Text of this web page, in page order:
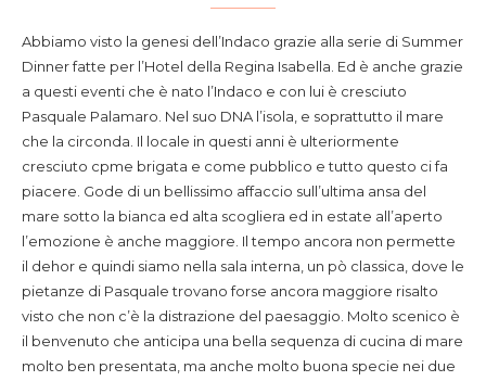
Abbiamo visto la genesi dell’Indaco grazie alla serie di Summer
Dinner fatte per l’Hotel della Regina Isabella. Ed è anche grazie
a questi eventi che è nato l’Indaco e con lui è cresciuto
Pasquale Palamaro. Nel suo DNA l’isola, e soprattutto il mare
che la circonda. Il locale in questi anni è ulteriormente
cresciuto cpme brigata e come pubblico e tutto questo ci fa
piacere. Gode di un bellissimo affaccio sull’ultima ansa del
mare sotto la bianca ed alta scogliera ed in estate all’aperto
l’emozione è anche maggiore. Il tempo ancora non permette
il dehor e quindi siamo nella sala interna, un pò classica, dove le
pietanze di Pasquale trovano forse ancora maggiore risalto
visto che non c’è la distrazione del paesaggio. Molto scenico è
il benvenuto che anticipa una bella sequenza di cucina di mare
molto ben presentata, ma anche molto buona specie nei due